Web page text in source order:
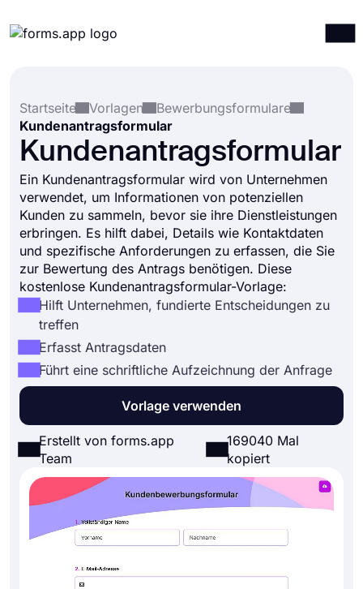
Integrationen
Vorlagen
Ressourcen
Preise
Startseite
Vorlagen
Bewerbungsformulare
Kundenantragsformular
Kundenantragsformular
Ein Kundenantragsformular wird von Unternehmen
verwendet, um Informationen von potenziellen
Kunden zu sammeln, bevor sie ihre Dienstleistungen
erbringen. Es hilft dabei, Details wie Kontaktdaten
und spezifische Anforderungen zu erfassen, die Sie
zur Bewertung des Antrags benötigen. Diese
kostenlose Kundenantragsformular-Vorlage:
Hilft Unternehmen, fundierte Entscheidungen zu
treffen
Erfasst Antragsdaten
Führt eine schriftliche Aufzeichnung der Anfrage
Vorlage verwenden
Erstellt von forms.app
Team
169040 Mal
kopiert